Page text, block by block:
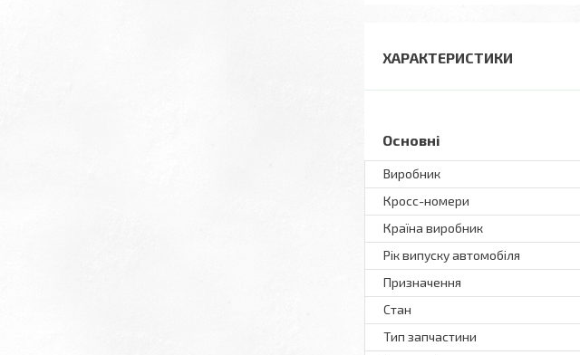
ХАРАКТЕРИСТИКИ
Основні
Виробник
Кросс-номери
Країна виробник
Рік випуску автомобіля
Призначення
Стан
Тип запчастини